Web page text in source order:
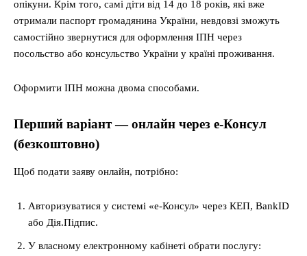
опікуни. Крім того, самі діти від 14 до 18 років, які вже
отримали паспорт громадянина України, невдовзі зможуть
самостійно звернутися для оформлення ІПН через
посольство або консульство України у країні проживання.
Оформити ІПН можна двома способами.
Перший варіант — онлайн через е-Консул
(безкоштовно)
Щоб подати заяву онлайн, потрібно:
Авторизуватися у системі «е-Консул» через КЕП, BankID
або Дія.Підпис.
У власному електронному кабінеті обрати послугу: